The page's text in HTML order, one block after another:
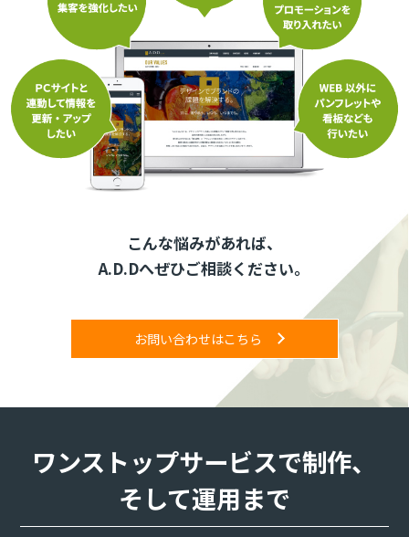
こんな悩みがあれば、
A.D.Dへぜひご相談ください。
お問い合わせはこちら
ワンストップサービスで制作、
そして運用まで